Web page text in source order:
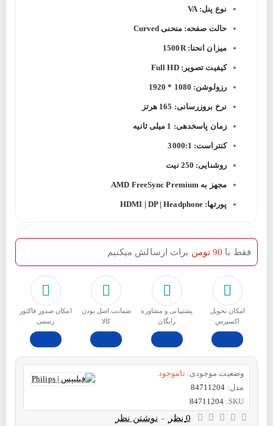
نوع پنل: VA
حالت صفحه: منحنی Curved
میزان انحنا: 1500R
کیفیت تصویر: Full HD
رزولوشن: 1080 * 1920
نرخ بروزرسانی: 165 هرتز
زمان پاسخدهی: 1 میلی ثانیه
کنتراست: 3000:1
روشنایی: 250 نیت
مجهز به AMD FreeSync Premium
پورتها: HDMI | DP | Headphone
امکان تحویل
اکسپرس
پشتیبانی و مشاوره
رایگان
ﺿﻤﺎﻧﺖ اﺻﻞ ﺑﻮدن
ﮐﺎﻟﺎ
امکان صدور فاکتور
رسمی
فقط با 90 تومن برات ارسالش میکنیم
وضعیت موجودی: ناموجود
مدل: 84711204
SKU:
84711204
0 نظر - نوشتن نظر